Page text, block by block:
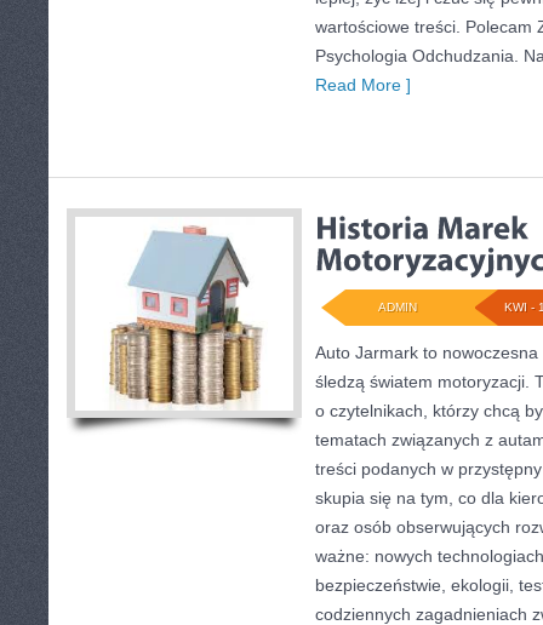
wartościowe treści. Polecam
Psychologia Odchudzania.
Read More ]
KWI -
ADMIN
Auto Jarmark to
śledzą światem motoryzacji.
o czytelnikach, którzy chcą
tematach związanych z
treści podanych w
skupia się na tym, co dla
oraz osób obserwujących
ważne: nowych
bezpieczeństwie, ekologii,
codziennych zagadnieniach